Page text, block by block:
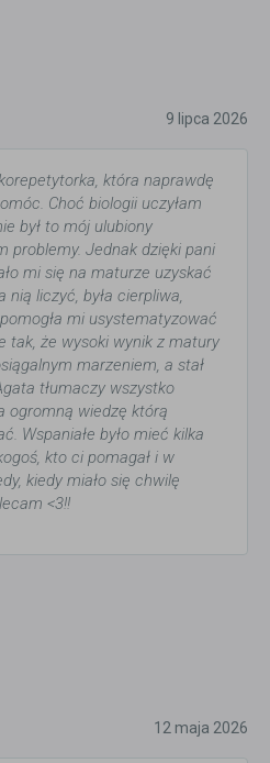
9 lipca 2026
która naprawdę
Choć biologii uczyłam
był to mój ulubiony
problemy. Jednak dzięki pani
mi się na maturze uzyskać
nią liczyć, była cierpliwa,
mi usystematyzować
tak, że wysoki wynik z matury
marzeniem, a stał
tłumaczy wszystko
ogromną wiedzę którą
Wspaniałe było mieć kilka
kto ci pomagał i w
kiedy miało się chwilę
<3!!
12 maja 2026